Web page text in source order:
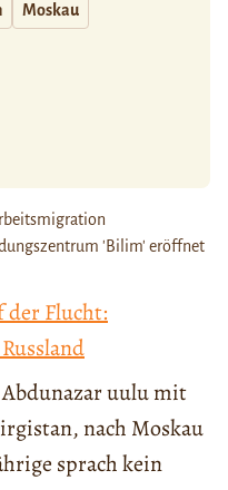
Moskau
'Bilim' eröffnet
der Flucht:
Abdunazar uulu mit
nach Moskau
sprach kein